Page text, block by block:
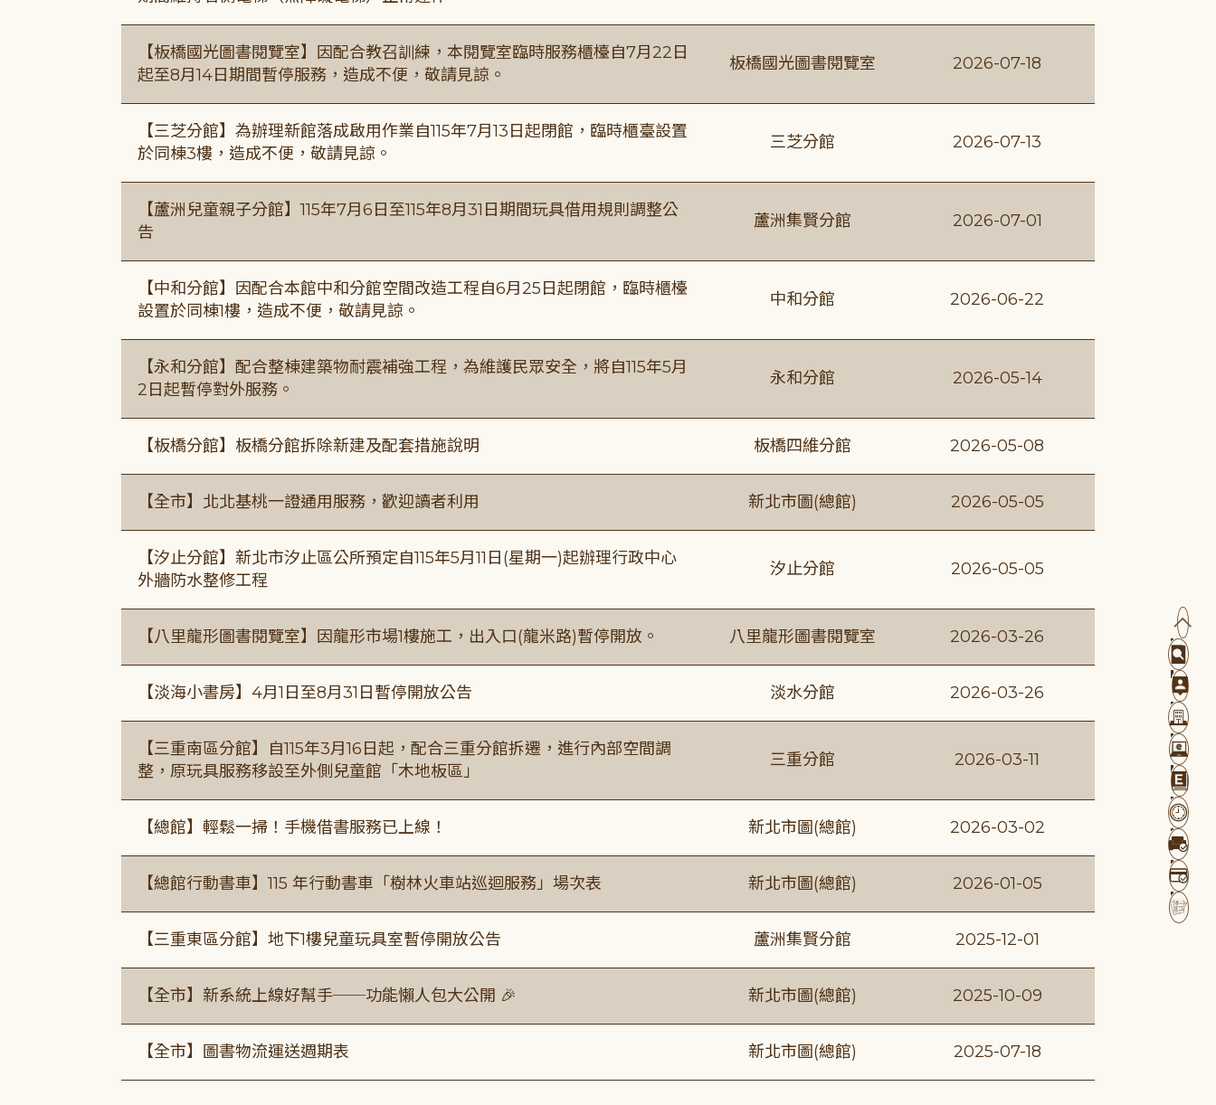
【板橋國光圖書閱覽室】因配合教召訓練，本閱覽室臨時服務櫃檯自7月22日
起至8月14日期間暫停服務，造成不便，敬請見諒。
板橋國光圖書閱覽室 2026-07-18
【三芝分館】為辦理新館落成啟用作業自115年7月13日起閉館，臨時櫃臺設置
於同棟3樓，造成不便，敬請見諒。
三芝分館 2026-07-13
【蘆洲兒童親子分館】115年7月6日至115年8月31日期間玩具借用規則調整公
告
蘆洲集賢分館 2026-07-01
【中和分館】因配合本館中和分館空間改造工程自6月25日起閉館，臨時櫃檯
設置於同棟1樓，造成不便，敬請見諒。
中和分館 2026-06-22
【永和分館】配合整棟建築物耐震補強工程，為維護民眾安全，將自115年5月
2日起暫停對外服務。
永和分館 2026-05-14
【板橋分館】板橋分館拆除新建及配套措施說明 板橋四維分館 2026-05-08
【全市】北北基桃一證通用服務，歡迎讀者利用 新北市圖(總館) 2026-05-05
【汐止分館】新北市汐止區公所預定自115年5月11日(星期一)起辦理行政中心
外牆防水整修工程
汐止分館 2026-05-05
【八里龍形圖書閱覽室】因龍形市場1樓施工，出入口(龍米路)暫停開放。 八里龍形圖書閱覽室 2026-03-26
【淡海小書房】4月1日至8月31日暫停開放公告 淡水分館 2026-03-26
【三重南區分館】自115年3月16日起，配合三重分館拆遷，進行內部空間調
整，原玩具服務移設至外側兒童館「木地板區」
三重分館 2026-03-11
【總館】輕鬆一掃！手機借書服務已上線！ 新北市圖(總館) 2026-03-02
【總館行動書車】115 年行動書車「樹林火車站巡迴服務」場次表 新北市圖(總館) 2026-01-05
【三重東區分館】地下1樓兒童玩具室暫停開放公告 蘆洲集賢分館 2025-12-01
【全市】新系統上線好幫手──功能懶人包大公開 🎉 新北市圖(總館) 2025-10-09
【全市】圖書物流運送週期表 新北市圖(總館) 2025-07-18